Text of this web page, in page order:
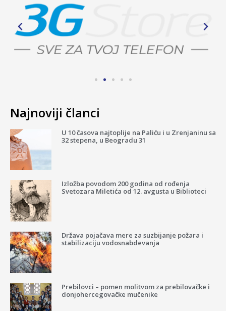
Najnoviji članci
U 10 časova najtoplije na Paliću i u Zrenjaninu sa
32 stepena, u Beogradu 31
Izložba povodom 200 godina od rođenja
Svetozara Miletića od 12. avgusta u Biblioteci
Država pojačava mere za suzbijanje požara i
stabilizaciju vodosnabdevanja
Prebilovci – pomen molitvom za prebilovačke i
donjohercegovačke mučenike